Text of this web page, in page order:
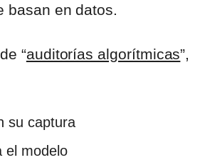
basan en datos.
“auditorías algorítmicas”,
su captura
el modelo